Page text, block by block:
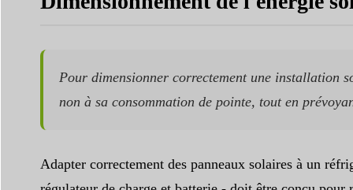
Pour dimensionner correctement une installation
non à sa consommation de pointe, tout en
Adapter correctement des panneaux solaires à un